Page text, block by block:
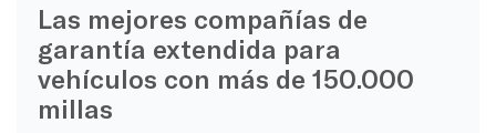
Las mejores compañías de
garantía extendida para
vehículos con más de 150.000
millas